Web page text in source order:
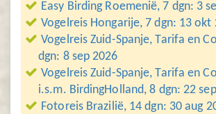
Easy Birding Roemenië, 7 dgn: 3
Vogelreis Hongarije, 7 dgn: 13 okt
Vogelreis Zuid-Spanje, Tarifa en
dgn: 8 sep 2026
Vogelreis Zuid-Spanje, Tarifa en
i.s.m. BirdingHolland, 8 dgn: 22
Fotoreis Brazilië, 14 dgn: 30 aug